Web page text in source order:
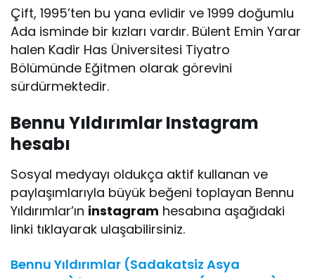
Çift, 1995’ten bu yana evlidir ve 1999 doğumlu
Ada isminde bir kızları vardır. Bülent Emin Yarar
halen Kadir Has Üniversitesi Tiyatro
Bölümünde Eğitmen olarak görevini
sürdürmektedir.
Bennu Yıldırımlar Instagram
hesabı
Sosyal medyayı oldukça aktif kullanan ve
paylaşımlarıyla büyük beğeni toplayan Bennu
Yıldırımlar’ın instagram hesabına aşağıdaki
linki tıklayarak ulaşabilirsiniz.
Bennu Yıldırımlar (Sadakatsiz Asya